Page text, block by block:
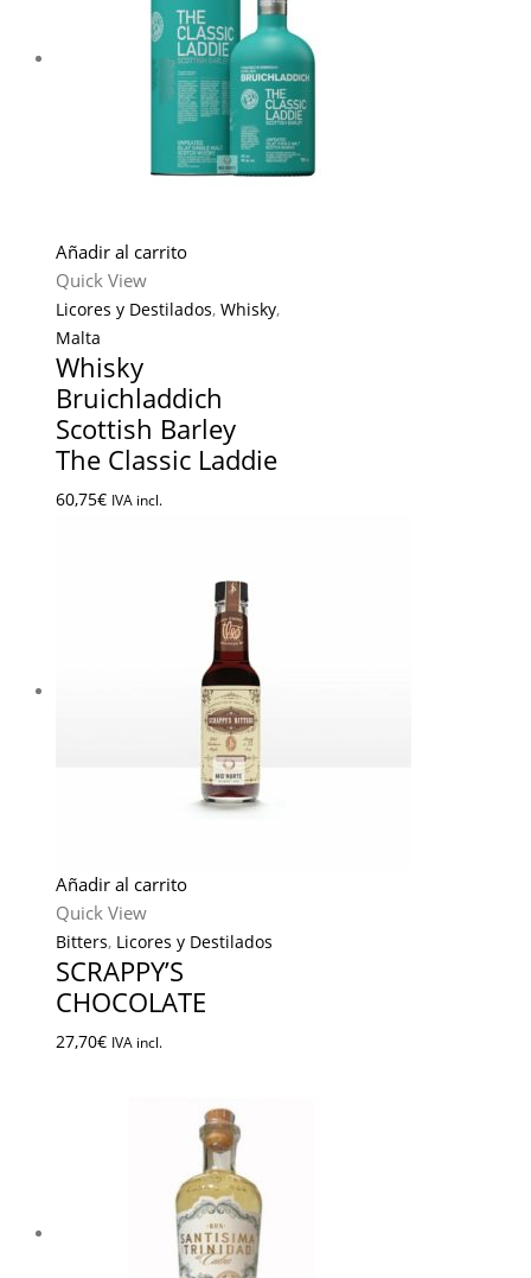
Añadir al carrito
Quick View
Licores y Destilados, Whisky,
Malta
Whisky
Bruichladdich
Scottish Barley
The Classic Laddie
60,75€ IVA incl.
Añadir al carrito
Quick View
Bitters, Licores y Destilados
SCRAPPY’S
CHOCOLATE
27,70€ IVA incl.